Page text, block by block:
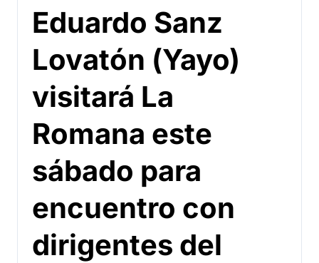
Eduardo Sanz
Lovatón (Yayo)
visitará La
Romana este
sábado para
encuentro con
dirigentes del